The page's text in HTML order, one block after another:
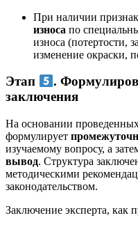
При наличии
износа по
износа (потертости,
изменение окраски,
Этап
.
заключения
На основании
формулирует
изучаемому вопросу, а
вывод. Структура
методическими
законодательством.
Заключение эксперта, как